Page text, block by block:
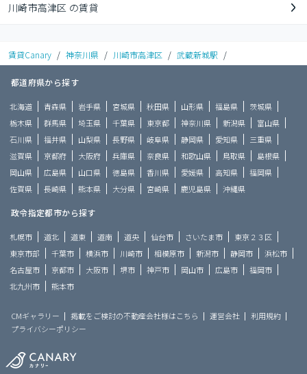
川崎市高津区 の賃貸
賃貸Canary / 神奈川県 / 川崎市高津区 / 武蔵新城駅 /
都道府県から探す
北海道 青森県 岩手県 宮城県 秋田県 山形県 福島県
茨城県
栃木県
群馬県 埼玉県 千葉県 東京都 神奈川県 新潟県
富山県
石川県
福井県 山梨県 長野県 岐阜県 静岡県 愛知県
三重県
滋賀県
京都府 大阪府 兵庫県 奈良県 和歌山県 鳥取県
島根県
岡山県
広島県 山口県 徳島県 香川県 愛媛県 高知県
福岡県
佐賀県
長崎県 熊本県 大分県 宮崎県 鹿児島県 沖縄県
政令指定都市から探す
札幌市 道北 道東 道南 道央 仙台市 さいたま市
東京２３区
東京市部
千葉市 横浜市 川崎市 相模原市 新潟市 静岡市
浜松市
名古屋市
京都市 大阪市 堺市 神戸市 岡山市 広島市
福岡市
北九州市
熊本市
CMギャラリー 掲載をご検討の不動産会社様はこちら 運営会社
利用規約
プライバシーポリシー